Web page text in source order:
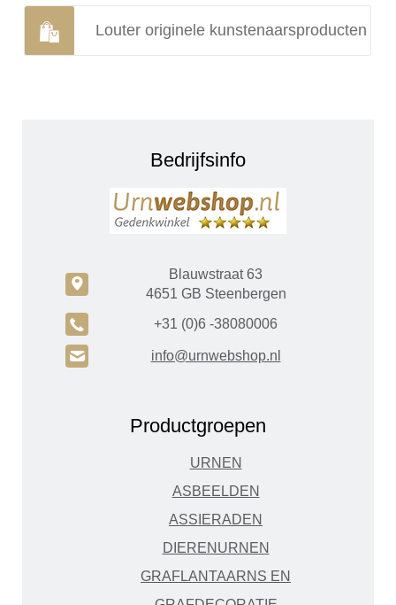
Louter originele kunstenaarsproducten
Bedrijfsinfo
c
Blauwstraat 63
4651 GB Steenbergen
A +31 (0)6 -38080006
H info@urnwebshop.nl
Productgroepen
URNEN
ASBEELDEN
ASSIERADEN
DIERENURNEN
GRAFLANTAARNS EN